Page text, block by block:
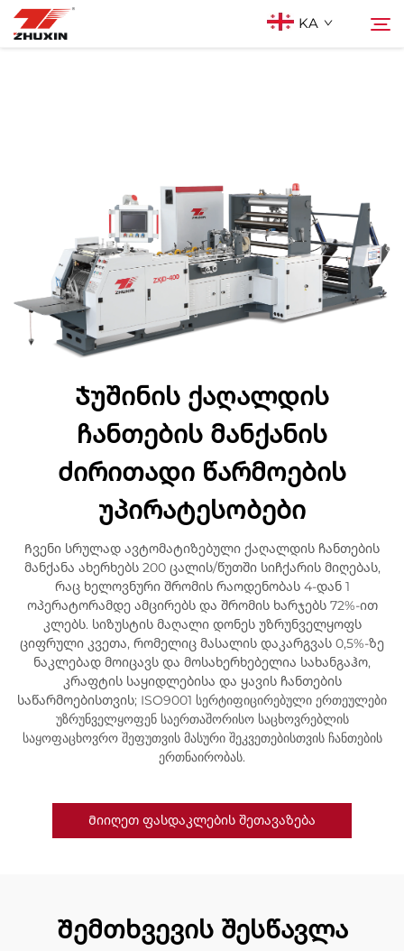
KA
Სიახლეები
Კონტაქტი
Ხშირად დასმული კითხვები
Ჯუშინის ქაღალდის
ჩანთების მანქანის
ძირითადი წარმოების
უპირატესობები
Ჩვენი სრულად ავტომატიზებული ქაღალდის ჩანთების
მანქანა ახერხებს 200 ცალის/წუთში სიჩქარის მიღებას,
რაც ხელოვნური შრომის რაოდენობას 4-დან 1
ოპერატორამდე ამცირებს და შრომის ხარჯებს 72%-ით
კლებს. სიზუსტის მაღალი დონეს უზრუნველყოფს
ციფრული კვეთა, რომელიც მასალის დაკარგვას 0,5%-ზე
ნაკლებად მოიცავს და მოსახერხებელია სახანგაჰო,
კრაფტის საყიდლებისა და ყავის ჩანთების
საწარმოებისთვის; ISO9001 სერტიფიცირებული ერთეულები
უზრუნველყოფენ საერთაშორისო საცხოვრებლის
საყოფაცხოვრო შეფუთვის მასური შეკვეთებისთვის ჩანთების
ერთნაირობას.
Მიიღეთ ფასდაკლების შეთავაზება
Შემთხვევის შესწავლა